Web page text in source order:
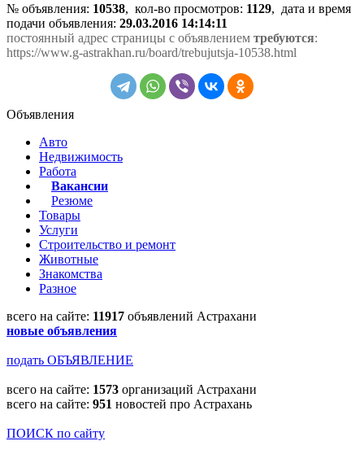
№ объявления: 10538, кол-во просмотров: 1129, дата и время
подачи объявления: 29.03.2016 14:14:11
постоянный адрес страницы с объявлением требуются:
https://www.g-astrakhan.ru/board/trebujutsja-10538.html
Объявления
Авто
Недвижимость
Работа
Вакансии
Резюме
Товары
Услуги
Строительство и ремонт
Животные
Знакомства
Разное
всего на сайте: 11917 объявлений Астрахани
новые объявления
подать ОБЪЯВЛЕНИЕ
всего на сайте: 1573 организаций Астрахани
всего на сайте: 951 новостей про Астрахань
ПОИСК по сайту